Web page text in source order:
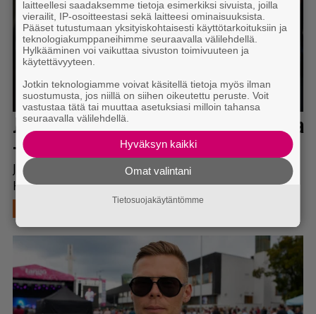
laitteellesi saadaksemme tietoja esimerkiksi sivuista, joilla
vierailit, IP-osoitteestasi sekä laitteesi ominaisuuksista.
Pääset tutustumaan yksityiskohtaisesti käyttötarkoituksiin ja
teknologiakumppaneihimme seuraavalla välilehdellä.
Hylkääminen voi vaikuttaa sivuston toimivuuteen ja
käytettävyyteen.
Jotkin teknologiamme voivat käsitellä tietoja myös ilman
suostumusta, jos niillä on siihen oikeutettu peruste. Voit
vastustaa tätä tai muuttaa asetuksiasi milloin tahansa
seuraavalla välilehdellä.
Hyväksyn kaikki
Omat valintani
Tietosuojakäytäntömme